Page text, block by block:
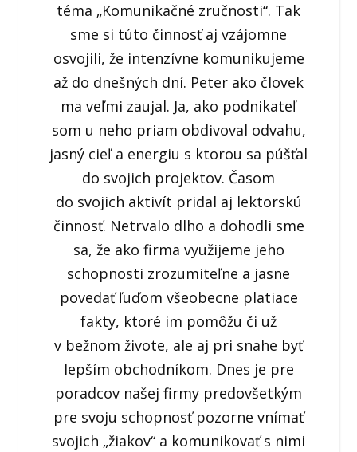
téma „Komunikačné zručnosti“. Tak
sme si túto činnosť aj vzájomne
osvojili, že intenzívne komunikujeme
až do dnešných dní. Peter ako človek
ma veľmi zaujal. Ja, ako podnikateľ
som u neho priam obdivoval odvahu,
jasný cieľ a energiu s ktorou sa púšťal
do svojich projektov. Časom
do svojich aktivít pridal aj lektorskú
činnosť. Netrvalo dlho a dohodli sme
sa, že ako firma využijeme jeho
schopnosti zrozumiteľne a jasne
povedať ľuďom všeobecne platiace
fakty, ktoré im pomôžu či už
v bežnom živote, ale aj pri snahe byť
lepším obchodníkom. Dnes je pre
poradcov našej firmy predovšetkým
pre svoju schopnosť pozorne vnímať
svojich „žiakov“ a komunikovať s nimi